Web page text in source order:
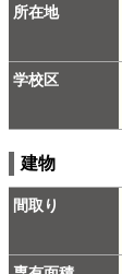
所在地
学校区
建物
間取り